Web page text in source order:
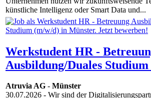
künstliche Intelligenz oder Smart Data und...
Werkstudent HR -
Ausbildung/Duales
Atruvia AG - Münster
30.07.2026 - Wir sind der